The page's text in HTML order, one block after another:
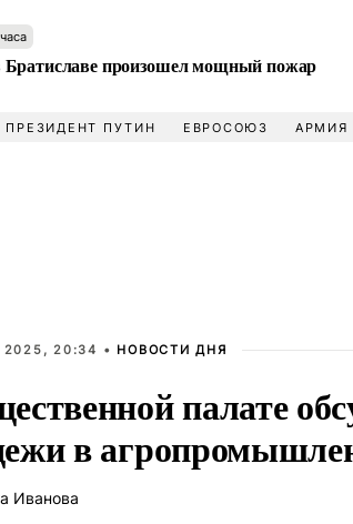
произошел мощный пожар
ПРЕЗИДЕНТ ПУТИН ЕВРОСОЮЗ АРМИЯ
20:34 • НОВОСТИ ДНЯ
палате
в
Иванова